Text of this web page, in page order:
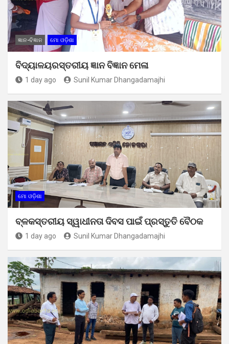
ଜ୍ଞାନ-ବିଜ୍ଞାନ ମୋ ଓଡ଼ିଶା
ବିଦ୍ୟାଳୟରସ୍ତରୀୟ ଜ୍ଞାନ ବିଜ୍ଞାନ ମେଳା
1 day ago Sunil Kumar Dhangadamajhi
ମୋ ଓଡ଼ିଶା
ବ୍ଳକସ୍ତରୀୟ ସ୍ୱାଧୀନତା ଦିବସ ପାଇଁ ପ୍ରସ୍ତୁତି ବୈଠକ
1 day ago Sunil Kumar Dhangadamajhi